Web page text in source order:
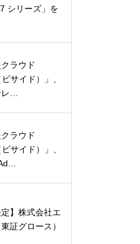
シリーズ」を
ラウド
ビサイド）」、
…
ラウド
ビサイド）」、
定】株式会社エ
証グロース）